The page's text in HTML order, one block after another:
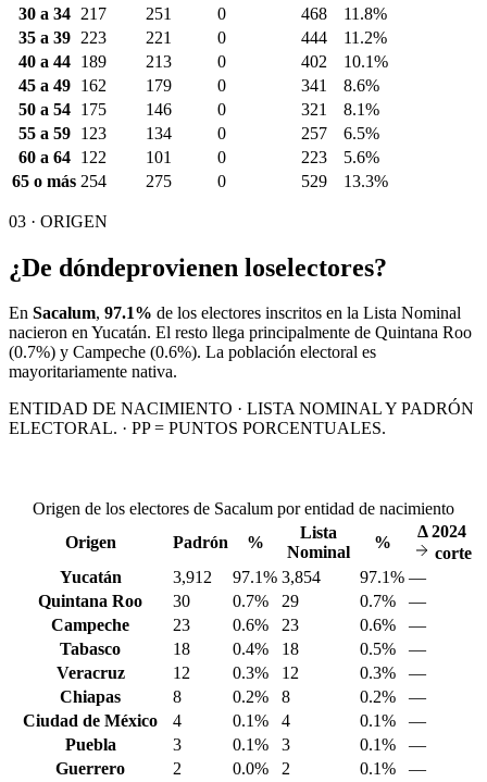
30 a 34
217 251 0 468
11.8%
35 a 39
223 221 0 444
11.2%
40 a 44
189 213 0 402
10.1%
45 a 49
162 179 0 341
8.6%
50 a 54
175 146 0 321
8.1%
55 a 59
123 134 0 257
6.5%
60 a 64
122 101 0 223
5.6%
65 o más 254 275 0 529 13.3%
03 · ORIGEN
¿De dóndeprovienen loselectores?
En Sacalum, 97.1% de los electores inscritos en la Lista Nominal
nacieron enYucatán. El resto llega principalmente de Quintana Roo
(0.7%) y Campeche (0.6%). La población electoral es
mayoritariamente nativa.
ENTIDAD DE NACIMIENTO · LISTA NOMINAL Y PADRÓN
ELECTORAL. · PP = PUNTOS PORCENTUALES.
Origen de los electores de Sacalum por entidad de nacimiento
Origen
Padrón %
Lista
Nominal
%
Δ2024
corte
Yucatán
3,912 97.1% 3,854 97.1% —
Quintana Roo
30 0.7% 29 0.7%
—
Campeche
23 0.6% 23 0.6%
—
Tabasco
18 0.4% 18 0.5%
—
Veracruz
12 0.3% 12 0.3%
—
Chiapas
8 0.2% 8 0.2%
—
Ciudad de México
4 0.1% 4 0.1%
—
Puebla
3 0.1% 3 0.1%
—
Guerrero
2 0.0% 2 0.1%
—